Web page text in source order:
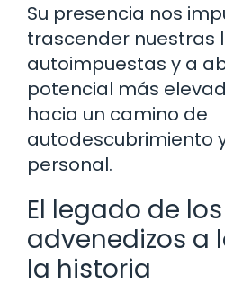
Su presencia nos
trascender nuestras
autoimpuestas y a
potencial más
hacia un camino de
autodescubrimiento
personal.
El legado de los
advenedizos a
la historia